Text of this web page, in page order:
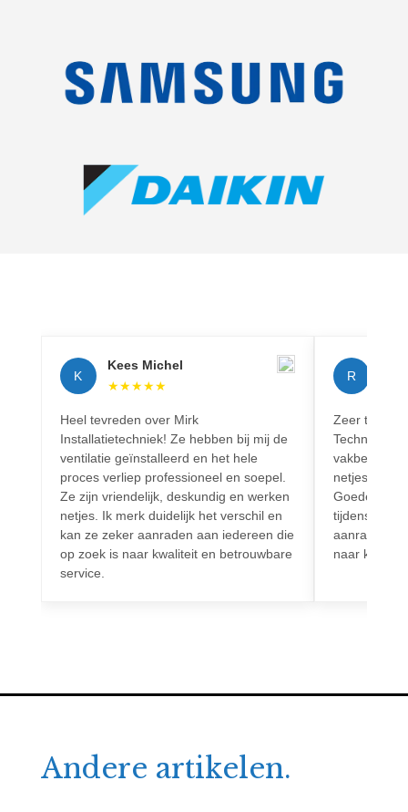
K
Kees Michel
★★★★★
Heel tevreden over Mirk
Installatietechniek! Ze hebben bij mij de
ventilatie geïnstalleerd en het hele
proces verliep professioneel en soepel.
Ze zijn vriendelijk, deskundig en werken
netjes. Ik merk duidelijk het verschil en
kan ze zeker aanraden aan iedereen die
op zoek is naar kwaliteit en betrouwbare
service.
R
Zeer
Techniek!
netjes en
Goede
tijdens het
aanrader
naar
Andere artikelen.